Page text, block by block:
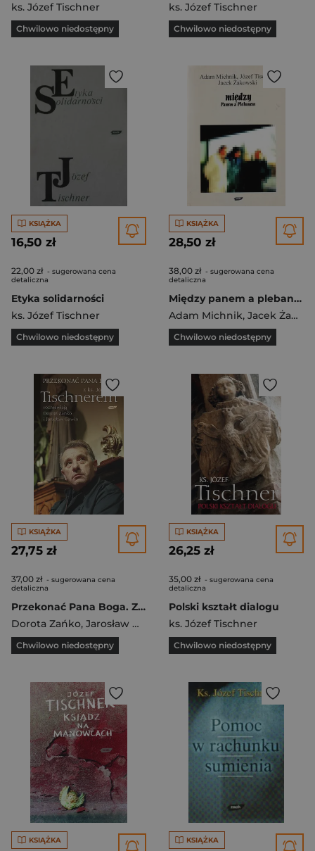
ks. Józef Tischner
Chwilowo niedostępny
ks. Józef Tischner
Chwilowo niedostępny
KSIĄŻKA
16,50 zł
22,00 zł - sugerowana cena
detaliczna
Etyka solidarności
ks. Józef Tischner
Chwilowo niedostępny
KSIĄŻKA
28,50 zł
38,00 zł - sugerowana cena
detaliczna
Między panem a plebanem
Adam Michnik, Jacek Żakowski
Chwilowo niedostępny
KSIĄŻKA
27,75 zł
37,00 zł - sugerowana cena
detaliczna
Przekonać Pana Boga. Z ks. Józefem Tischnerem rozmawiają Dorota Zańko i Jarosław Gowin
Dorota Zańko, Jarosław Gowin ,ks. Józef Tischner
Chwilowo niedostępny
KSIĄŻKA
26,25 zł
35,00 zł - sugerowana cena
detaliczna
Polski kształt dialogu
ks. Józef Tischner
Chwilowo niedostępny
KSIĄŻKA KSIĄŻKA